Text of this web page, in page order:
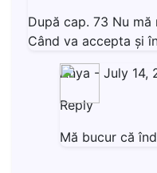
După cap. 73 Nu
Când va accepta și
Anya - July 14,
Reply
Mă bucur că